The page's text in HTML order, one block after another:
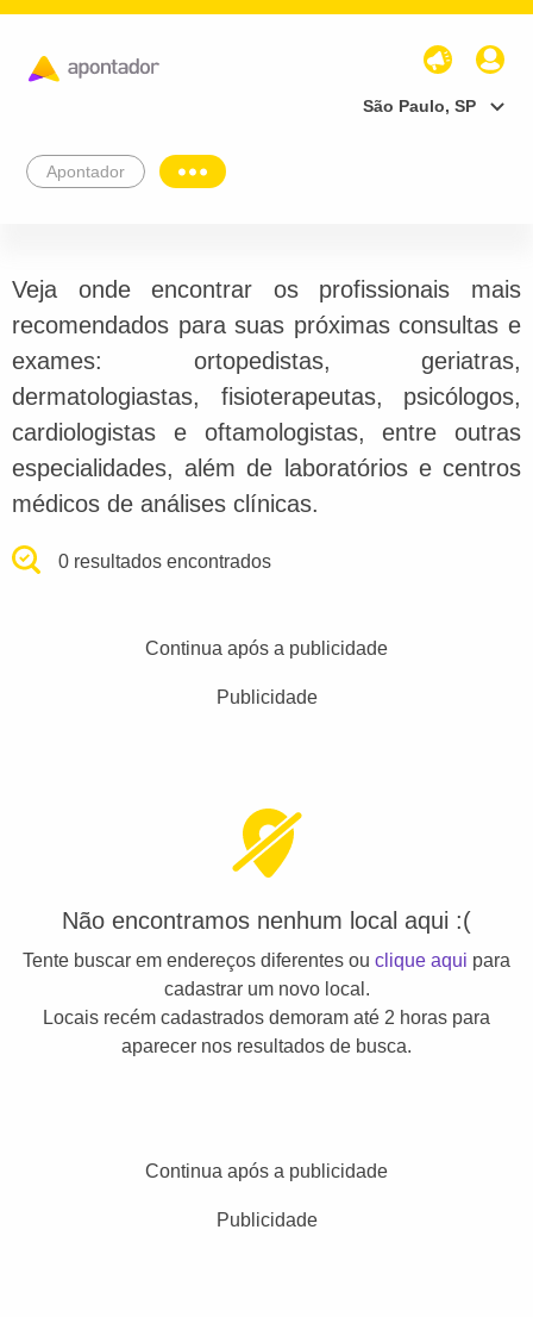
São Paulo, SP
Apontador
Veja onde encontrar os profissionais mais
recomendados para suas próximas consultas e
exames: ortopedistas, geriatras,
dermatologiastas, fisioterapeutas, psicólogos,
cardiologistas e oftamologistas, entre outras
especialidades, além de laboratórios e centros
médicos de análises clínicas.
0 resultados encontrados
Continua após a publicidade
Publicidade
Não encontramos nenhum local aqui :(
Tente buscar em endereços diferentes ou clique aqui para
cadastrar um novo local.
Locais recém cadastrados demoram até 2 horas para
aparecer nos resultados de busca.
Continua após a publicidade
Publicidade